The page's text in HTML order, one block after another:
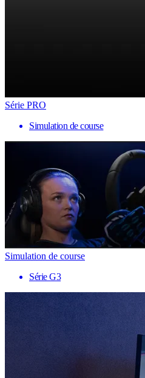
Série PRO
Simulation de course
Simulation de course
Série G3